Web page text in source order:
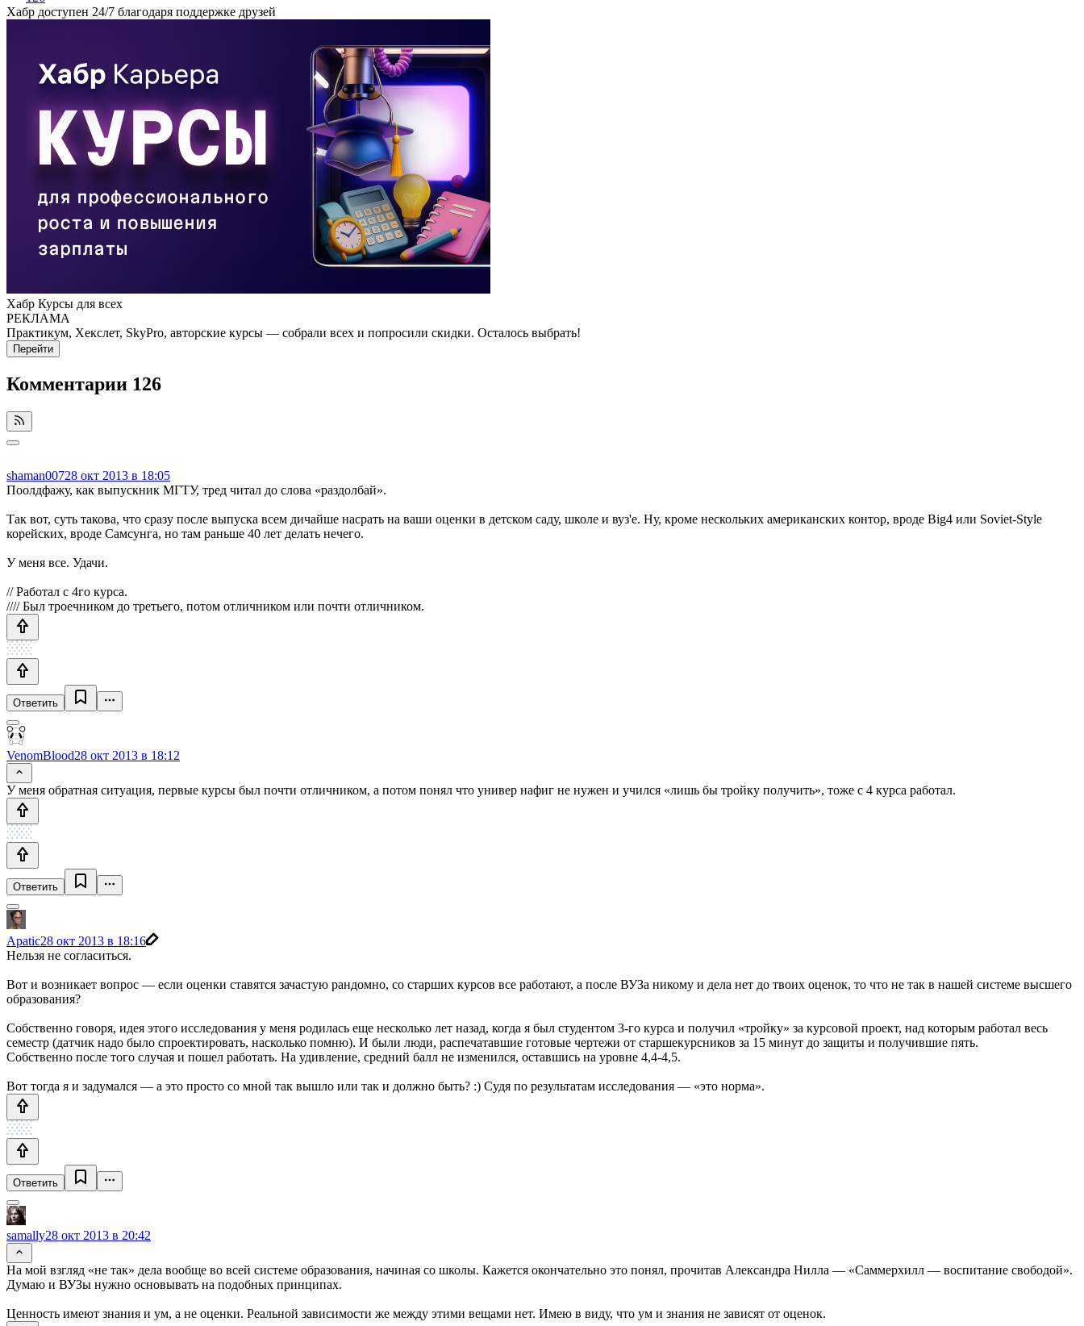
Хабр доступен 24/7 благодаря поддержке друзей
Хабр Курсы для всех
РЕКЛАМА
Практикум, Хекслет, SkyPro, авторские курсы — собрали всех и попросили скидки. Осталось выбрать!
Перейти
Комментарии 126
shaman00728 окт 2013 в 18:05
Поолдфажу, как выпускник МГТУ, тред читал до слова «раздолбай».
Так вот, суть такова, что сразу после выпуска всем дичайше насрать на ваши оценки в детском саду, школе и вуз'е. Ну, кроме нескольких американских контор, вроде Big4 или Soviet-Style
корейских, вроде Самсунга, но там раньше 40 лет делать нечего.
У меня все. Удачи.
// Работал с 4го курса.
//// Был троечником до третьего, потом отличником или почти отличником.
Ответить
VenomBlood28 окт 2013 в 18:12
У меня обратная ситуация, первые курсы был почти отличником, а потом понял что универ нафиг не нужен и учился «лишь бы тройку получить», тоже с 4 курса работал.
Ответить
Apatic28 окт 2013 в 18:16
Нельзя не согласиться.
Вот и возникает вопрос — если оценки ставятся зачастую рандомно, со старших курсов все работают, а после ВУЗа никому и дела нет до твоих оценок, то что не так в нашей системе высшего
образования?
Собственно говоря, идея этого исследования у меня родилась еще несколько лет назад, когда я был студентом 3-го курса и получил «тройку» за курсовой проект, над которым работал весь
семестр (датчик надо было спроектировать, насколько помню). И были люди, распечатавшие готовые чертежи от старшекурсников за 15 минут до защиты и получившие пять.
Собственно после того случая и пошел работать. На удивление, средний балл не изменился, оставшись на уровне 4,4-4,5.
Вот тогда я и задумался — а это просто со мной так вышло или так и должно быть? :) Судя по результатам исследования — «это норма».
Ответить
samally28 окт 2013 в 20:42
На мой взгляд «не так» дела вообще во всей системе образования, начиная со школы. Кажется окончательно это понял, прочитав Александра Нилла — «Саммерхилл — воспитание свободой».
Думаю и ВУЗы нужно основывать на подобных принципах.
Ценность имеют знания и ум, а не оценки. Реальной зависимости же между этими вещами нет. Имею в виду, что ум и знания не зависят от оценок.